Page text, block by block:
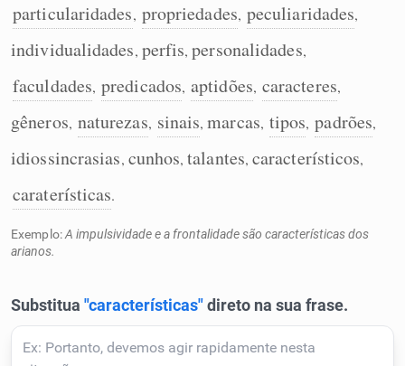
Corrigir Texto
Detector de IA
Humanizador de IA
Cata-letras
particularidades, propriedades, peculiaridades,
individualidades, perfis,personalidades,
faculdades, predicados, aptidões, caracteres,
gêneros, naturezas, sinais,marcas, tipos, padrões,
idiossincrasias, cunhos,talantes, característicos,
caraterísticas.
Exemplo:A impulsividade e a frontalidade são características dos
arianos.